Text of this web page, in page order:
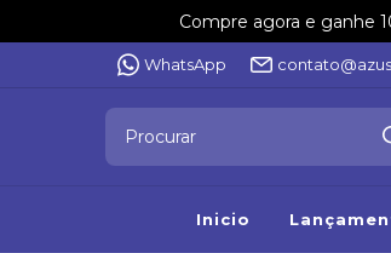
Compre agora e ganhe
WhatsApp
Inicio